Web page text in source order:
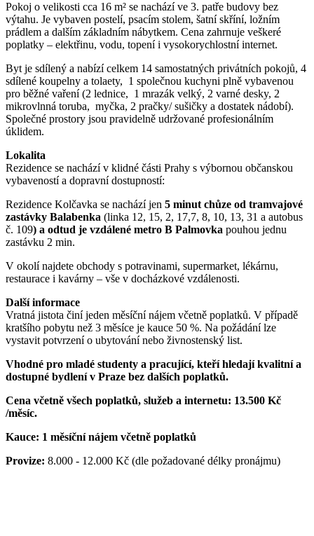
Pokoj o velikosti cca 16 m² se nachází ve 3. patře budovy bez
výtahu. Je vybaven postelí, psacím stolem, šatní skříní, ložním
prádlem a dalším základním nábytkem. Cena zahrnuje veškeré
poplatky – elektřinu, vodu, topení i vysokorychlostní internet.
Byt je sdílený a nabízí celkem 14 samostatných privátních pokojů, 4
sdílené koupelny a tolaety, 1 společnou kuchyni plně vybavenou
pro běžné vaření (2 lednice, 1 mrazák velký, 2 varné desky, 2
mikrovlnná toruba, myčka, 2 pračky/ sušičky a dostatek nádobí).
Společné prostory jsou pravidelně udržované profesionálním
úklidem.
Lokalita
Rezidence se nachází v klidné části Prahy s výbornou občanskou
vybaveností a dopravní dostupností:
Rezidence Kolčavka se nachází jen 5 minut chůze od tramvajové
zastávky Balabenka (linka 12, 15, 2, 17,7, 8, 10, 13, 31 a autobus
č. 109) a odtud je vzdálené metro B Palmovka pouhou jednu
zastávku 2 min.
V okolí najdete obchody s potravinami, supermarket, lékárnu,
restaurace i kavárny – vše v docházkové vzdálenosti.
Další informace
Vratná jistota činí jeden měsíční nájem včetně poplatků. V případě
kratšího pobytu než 3 měsíce je kauce 50 %. Na požádání lze
vystavit potvrzení o ubytování nebo živnostenský list.
Vhodné pro mladé studenty a pracující, kteří hledají kvalitní a
dostupné bydlení v Praze bez dalších poplatků.
Cena včetně všech poplatků, služeb a internetu: 13.500 Kč
/měsíc.
Kauce: 1 měsíční nájem včetně poplatků
Provize: 8.000 - 12.000 Kč (dle požadované délky pronájmu)